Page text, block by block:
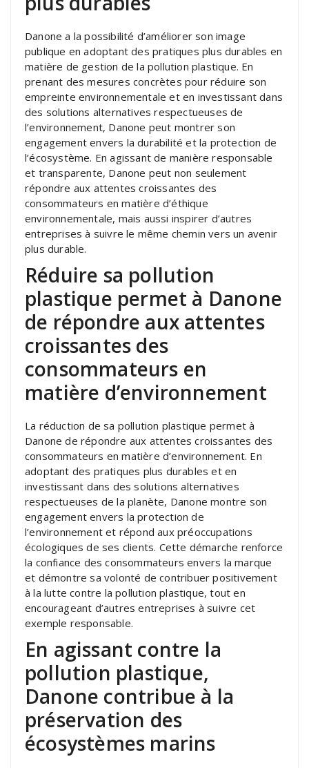
Danone a la possibilité d’améliorer son image
publique en adoptant des pratiques plus durables en
matière de gestion de la pollution plastique. En
prenant des mesures concrètes pour réduire son
empreinte environnementale et en investissant dans
des solutions alternatives respectueuses de
l’environnement, Danone peut montrer son
engagement envers la durabilité et la protection de
l’écosystème. En agissant de manière responsable
et transparente, Danone peut non seulement
répondre aux attentes croissantes des
consommateurs en matière d’éthique
environnementale, mais aussi inspirer d’autres
entreprises à suivre le même chemin vers un avenir
plus durable.
Réduire sa pollution
plastique permet à Danone
de répondre aux attentes
croissantes des
consommateurs en
matière d’environnement
La réduction de sa pollution plastique permet à
Danone de répondre aux attentes croissantes des
consommateurs en matière d’environnement. En
adoptant des pratiques plus durables et en
investissant dans des solutions alternatives
respectueuses de la planète, Danone montre son
engagement envers la protection de
l’environnement et répond aux préoccupations
écologiques de ses clients. Cette démarche renforce
la confiance des consommateurs envers la marque
et démontre sa volonté de contribuer positivement
à la lutte contre la pollution plastique, tout en
encourageant d’autres entreprises à suivre cet
exemple responsable.
En agissant contre la
pollution plastique,
Danone contribue à la
préservation des
écosystèmes marins